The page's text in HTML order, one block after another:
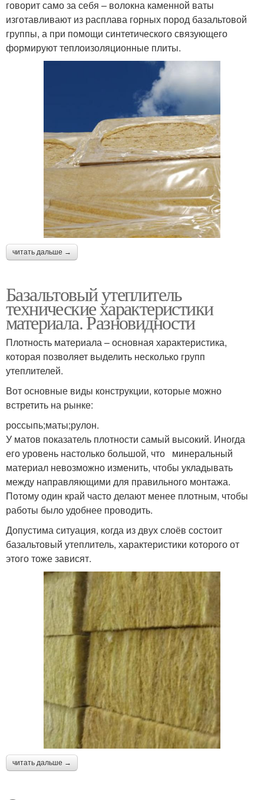
говорит само за себя – волокна каменной ваты
изготавливают из расплава горных пород базальтовой
группы, а при помощи синтетического связующего
формируют теплоизоляционные плиты.
читать дальше →
Базальтовый утеплитель
технические характеристики
материала. Разновидности
Плотность материала – основная характеристика,
которая позволяет выделить несколько групп
утеплителей.
Вот основные виды конструкции, которые можно
встретить на рынке:
россыпь;маты;рулон.
У матов показатель плотности самый высокий. Иногда
его уровень настолько большой, что минеральный
материал невозможно изменить, чтобы укладывать
между направляющими для правильного монтажа.
Потому один край часто делают менее плотным, чтобы
работы было удобнее проводить.
Допустима ситуация, когда из двух слоёв состоит
базальтовый утеплитель, характеристики которого от
этого тоже зависят.
читать дальше →